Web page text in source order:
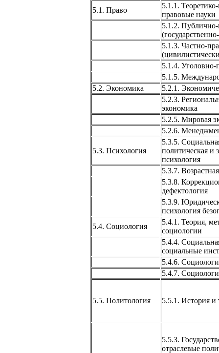
5.1. Право
5.1.1.
правовые науки
5.1.2.
5.1.3. Частно-
5.1.4. Уголовно-
5.1.5.
5.2. Экономика
5.2.1.
5.2.3.
экономика
5.2.5. Мировая
5.2.6.
5.3. Психология
5.3.5.
политическая и
психология
5.3.7.
5.3.8.
дефектология
5.3.9.
психология
5.4. Социология
5.4.1. Теория,
социологии
5.4.4.
социальные
5.4.6.
5.4.7.
5.5. Политология 5.5.1. История и
5.5.3.
отраслевые